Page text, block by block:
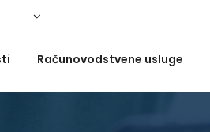
Računovodstvene usluge